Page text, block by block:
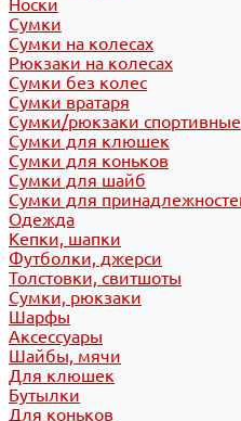
Носки
Сумки
Сумки на колесах
Рюкзаки на колесах
Сумки без колес
Сумки вратаря
Сумки/рюкзаки спортивные
Сумки для клюшек
Сумки для коньков
Сумки для шайб
Сумки для
Одежда
Кепки, шапки
Футболки, джерси
Толстовки, свитшоты
Сумки, рюкзаки
Шарфы
Аксессуары
Шайбы, мячи
Для клюшек
Бутылки
Для коньков